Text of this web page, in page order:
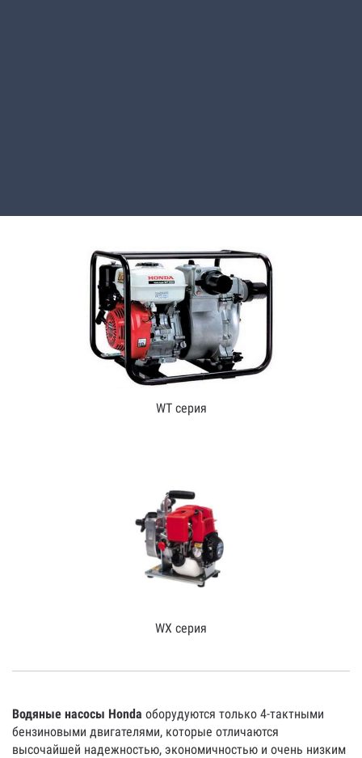
WT серия
WX серия
Водяные насосы Honda оборудуются только 4-тактными
бензиновыми двигателями, которые отличаются
высочайшей надежностью, экономичностью и очень низким